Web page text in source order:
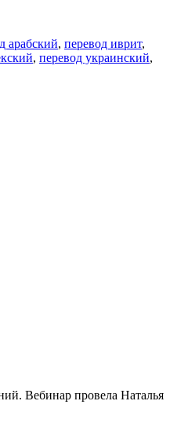
арабский, перевод иврит,
, перевод украинский,
Вебинар провела Наталья